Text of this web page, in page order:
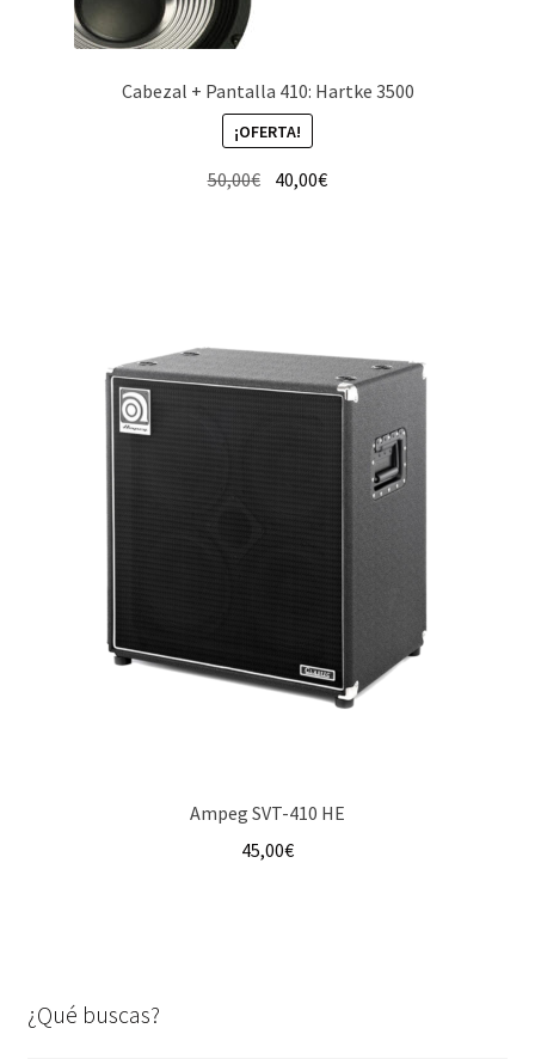
Cabezal + Pantalla 410: Hartke 3500
¡OFERTA!
50,00€ El40,00€El
Ampeg SVT-410 HE
45,00€
¿Qué buscas?